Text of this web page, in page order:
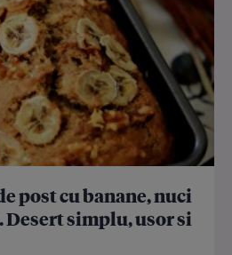
post cu banane, nuci
Desert simplu, usor si